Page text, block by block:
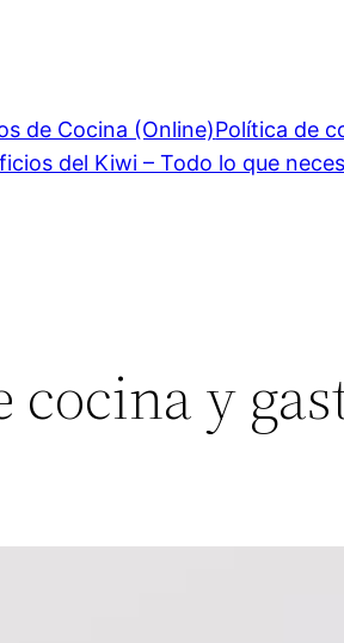
de Cocina (Online)Política de
del Kiwi – Todo lo que
y